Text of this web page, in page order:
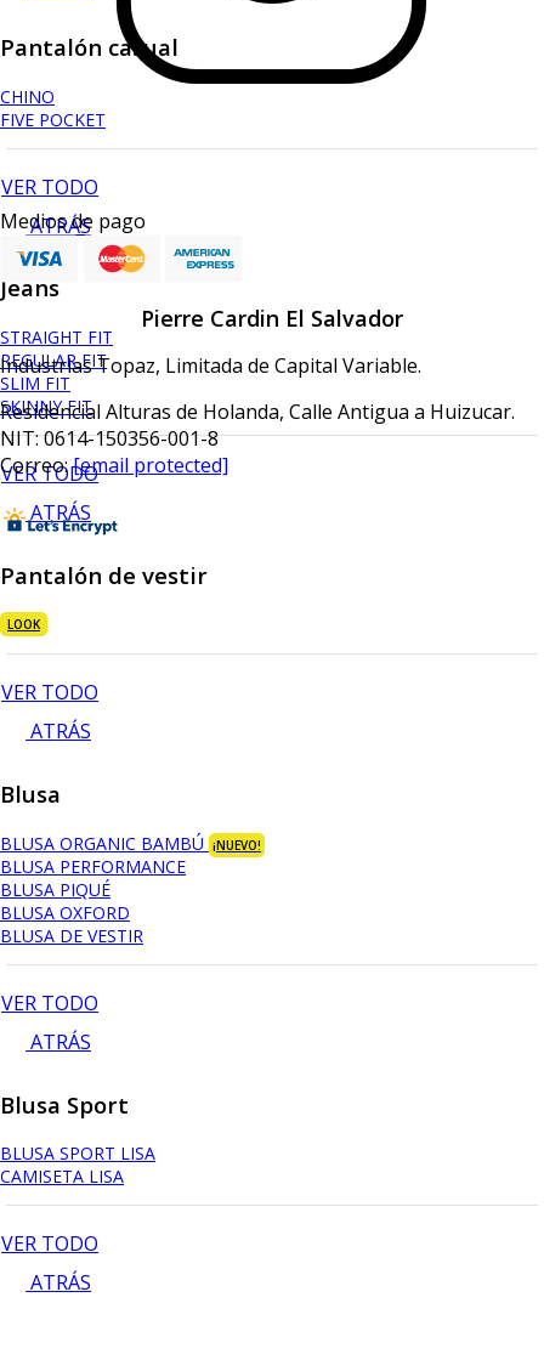
Pantalón casual
CHINO
FIVE POCKET
VER TODO
ATRÁS
Jeans
STRAIGHT FIT
REGULAR FIT
SLIM FIT
SKINNY FIT
VER TODO
ATRÁS
Pantalón de vestir
LOOK
VER TODO
ATRÁS
Blusa
BLUSA ORGANIC BAMBÚ ¡NUEVO!
BLUSA PERFORMANCE
BLUSA PIQUÉ
BLUSA OXFORD
BLUSA DE VESTIR
VER TODO
ATRÁS
Blusa Sport
BLUSA SPORT LISA
CAMISETA LISA
VER TODO
ATRÁS
Medios de pago
Pierre Cardin El Salvador
Industrias Topaz, Limitada de Capital Variable.
Residencial Alturas de Holanda, Calle Antigua a Huizucar.
NIT: 0614-150356-001-8
Correo:[email protected]